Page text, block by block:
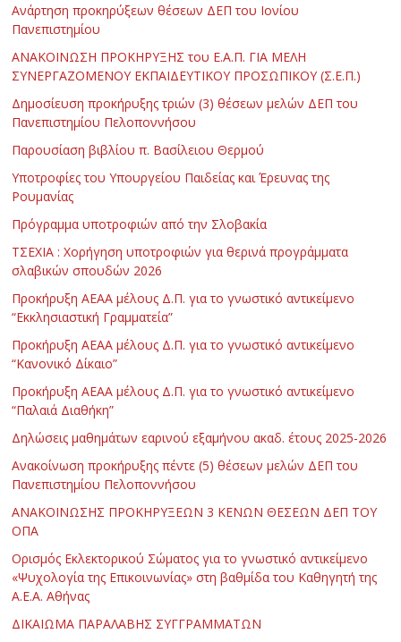
Ανάρτηση προκηρύξεων θέσεων ΔΕΠ του Ιονίου
Πανεπιστημίου
ΑΝΑΚΟΙΝΩΣΗ ΠΡΟΚΗΡΥΞΗΣ του Ε.Α.Π. ΓΙΑ ΜΕΛΗ
ΣΥΝΕΡΓΑΖΟΜΕΝΟΥ ΕΚΠΑΙΔΕΥΤΙΚΟΥ ΠΡΟΣΩΠΙΚΟΥ (Σ.Ε.Π.)
Δημοσίευση προκήρυξης τριών (3) θέσεων μελών ΔΕΠ του
Πανεπιστημίου Πελοποννήσου
Παρουσίαση βιβλίου π. Βασίλειου Θερμού
Υποτροφίες του Υπουργείου Παιδείας και Έρευνας της
Ρουμανίας
Πρόγραμμα υποτροφιών από την Σλοβακία
ΤΣΕΧΙΑ : Χορήγηση υποτροφιών για θερινά προγράμματα
σλαβικών σπουδών 2026
Προκήρυξη ΑΕΑΑ μέλους Δ.Π. για το γνωστικό αντικείμενο
“Εκκλησιαστική Γραμματεία”
Προκήρυξη ΑΕΑΑ μέλους Δ.Π. για το γνωστικό αντικείμενο
“Κανονικό Δίκαιο”
Προκήρυξη ΑΕΑΑ μέλους Δ.Π. για το γνωστικό αντικείμενο
“Παλαιά Διαθήκη”
Δηλώσεις μαθημάτων εαρινού εξαμήνου ακαδ. έτους 2025-2026
Ανακοίνωση προκήρυξης πέντε (5) θέσεων μελών ΔΕΠ του
Πανεπιστημίου Πελοποννήσου
ΑΝΑΚΟΙΝΩΣΗΣ ΠΡΟΚΗΡΥΞΕΩΝ 3 ΚΕΝΩΝ ΘΕΣΕΩΝ ΔΕΠ ΤΟΥ
ΟΠΑ
Ορισμός Εκλεκτορικού Σώματος για το γνωστικό αντικείμενο
«Ψυχολογία της Επικοινωνίας» στη βαθμίδα του Καθηγητή της
Α.Ε.Α. Αθήνας
ΔΙΚΑΙΩΜΑ ΠΑΡΑΛΑΒΗΣ ΣΥΓΓΡΑΜΜΑΤΩΝ